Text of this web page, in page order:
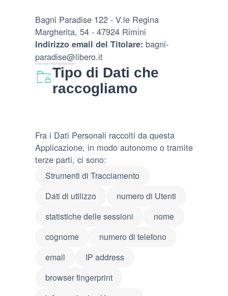
Bagni Paradise 122 - V.le Regina
Margherita, 54 - 47924 Rimini
Indirizzo email del Titolare: bagni-
paradise@libero.it
Tipo di Dati che
raccogliamo
Fra i Dati Personali raccolti da questa
Applicazione, in modo autonomo o tramite
terze parti, ci sono:
Strumenti di Tracciamento
Dati di utilizzo
numero di Utenti
statistiche delle sessioni
nome
cognome
numero di telefono
email
IP address
browser fingerprint